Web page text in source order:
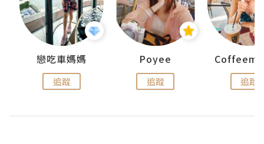
戀吃車媽媽
追蹤
Poyee
追蹤 追蹤